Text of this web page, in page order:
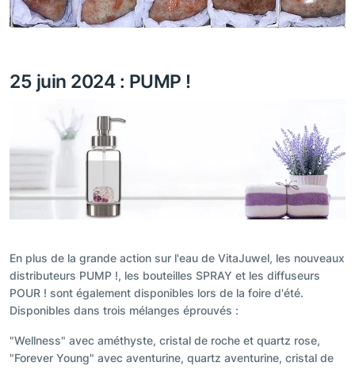
25 juin 2024 : PUMP !
En plus de la grande action sur l'eau de VitaJuwel, les nouveaux
distributeurs PUMP !, les bouteilles SPRAY et les diffuseurs
POUR ! sont également disponibles lors de la foire d'été.
Disponibles dans trois mélanges éprouvés :
"Wellness" avec améthyste, cristal de roche et quartz rose,
"Forever Young" avec aventurine, quartz aventurine, cristal de